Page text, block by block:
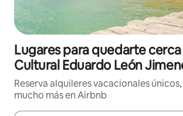
Lugares para quedarte
Cultural Eduardo León
Reserva alquileres vacacionales
mucho más en Airbnb